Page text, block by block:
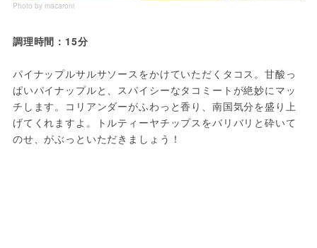
Photo by macaroni
調理時間：15分
パイナップルサルサソースをかけていただくタコス。甘酸っ
ぱいパイナップルと、スパイシーなタコミートが絶妙にマッ
チします。コリアンダーがふわっと香り、南国気分を盛り上
げてくれますよ。トルティーヤチップスをバリバリと砕いて
のせ、がぶっといただきましょう！